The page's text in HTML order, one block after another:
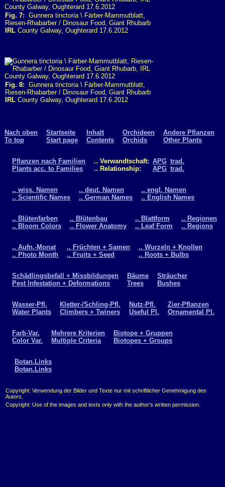
Fig. 7: Gunnera tinctoria \ Färber-Mammutblatt,
Riesen-Rhabarber / Dinosaur Food, Giant Rhubarb
IRL County Galway, Oughterard 17.6.2012
Fig. 8: Gunnera tinctoria \ Färber-Mammutblatt,
Riesen-Rhabarber / Dinosaur Food, Giant Rhubarb
IRL County Galway, Oughterard 17.6.2012
Nach oben
To top
Startseite
Start page
Inhalt
Contents
Orchideen
Orchids
Andere Pflanzen
Other Plants
Pflanzen nach Familien
Plants acc. to Families
.. Verwandtschaft:
.. Relationship:
APG
APG
trad.
trad.
.. wiss. Namen
.. Scientific Names
.. deut. Namen
.. German Names
.. engl. Namen
.. English Names
.. Blütenfarben
.. Bloom Colors
.. Blütenbau
.. Flower Anatomy
.. Blattform
.. Leaf Form
.. Regionen
.. Regions
.. Aufn.-Monat
.. Photo Month
.. Früchten + Samen
.. Fruits + Seed
.. Wurzeln + Knollen
.. Roots + Bulbs
Schädlingsbefall + Missbildungen
Pest Infestation + Deformations
Bäume
Trees
Sträucher
Bushes
Wasser-Pfl.
Water Plants
Kletter-/Schling-Pfl.
Climbers + Twiners
Nutz-Pfl.
Useful Pl.
Zier-Pflanzen
Ornamental Pl.
Farb-Var.
Color Var.
Mehrere Kriterien
Multiple Criteria
Biotope + Gruppen
Biotopes + Groups
Botan.Links
Botan.Links
Copyright: Verwendung der Bilder und Texte nur mit schriftlicher Genehmigung des
Autors.
Copyright: Use of the images and texts only with the author's written permission.